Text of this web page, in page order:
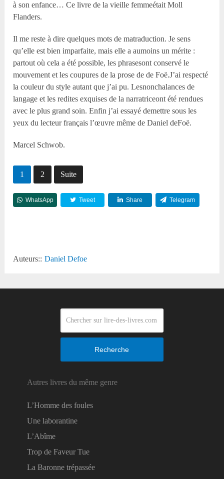
à son enfance… Ce livre de la vieille femmeétait Moll
Flanders.
Il me reste à dire quelques mots de matraduction. Je sens
qu’elle est bien imparfaite, mais elle a aumoins un mérite :
partout où cela a été possible, les phrasesont conservé le
mouvement et les coupures de la prose de de Foë.J’ai respecté
la couleur du style autant que j’ai pu. Lesnonchalances de
langage et les redites exquises de la narratriceont été rendues
avec le plus grand soin. Enfin j’ai essayé demettre sous les
yeux du lecteur français l’œuvre même de Daniel deFoë.
Marcel Schwob.
1 2 Suite
WhatsApp Tweet Share Telegram
Auteurs:: Daniel Defoe
Recherche
Autres livres du même genre
L’Homme des foules
Une laborantine
L’Abîme
Trop de Faveur Tue
La Baronne trépassée